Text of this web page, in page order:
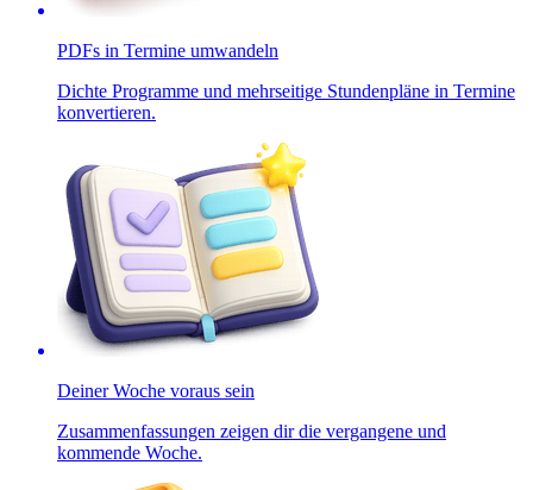
PDFs in Termine umwandeln
Dichte Programme und mehrseitige Stundenpläne in Termine
konvertieren.
Deiner Woche voraus sein
Zusammenfassungen zeigen dir die vergangene und
kommende Woche.